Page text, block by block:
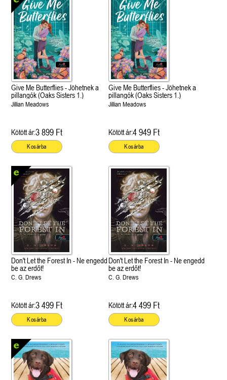
cél (Off-Campus 4.)
olvasható!
21.
Grace and Glory - Kegyelem és
dicsőség (Az Előhírnök-trilógia
Különleges éldekorált kiadás!
31.
Give Me Butterflies - Jöhetnek a
pillangók (Oaks Sisters 1.)
Jillian Meadows
Kötött ár:3 899 Ft
Kosárba
Give Me Butterflies - Jöhetnek a
pillangók (Oaks Sisters 1.)
Jillian Meadows
Kötött ár:4 949 Ft
Kosárba
Don't Let the Forest In - Ne engedd
be az erdőt!
C. G. Drews
Kötött ár:3 499 Ft
Kosárba
Don't Let the Forest In - Ne engedd
be az erdőt!
C. G. Drews
Kötött ár:4 499 Ft
Kosárba